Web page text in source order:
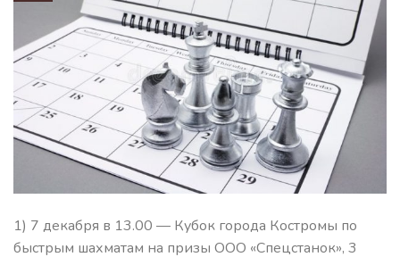
1) 7 декабря в 13.00 — Кубок города Костромы по
быстрым шахматам на призы ООО «Спецстанок», 3